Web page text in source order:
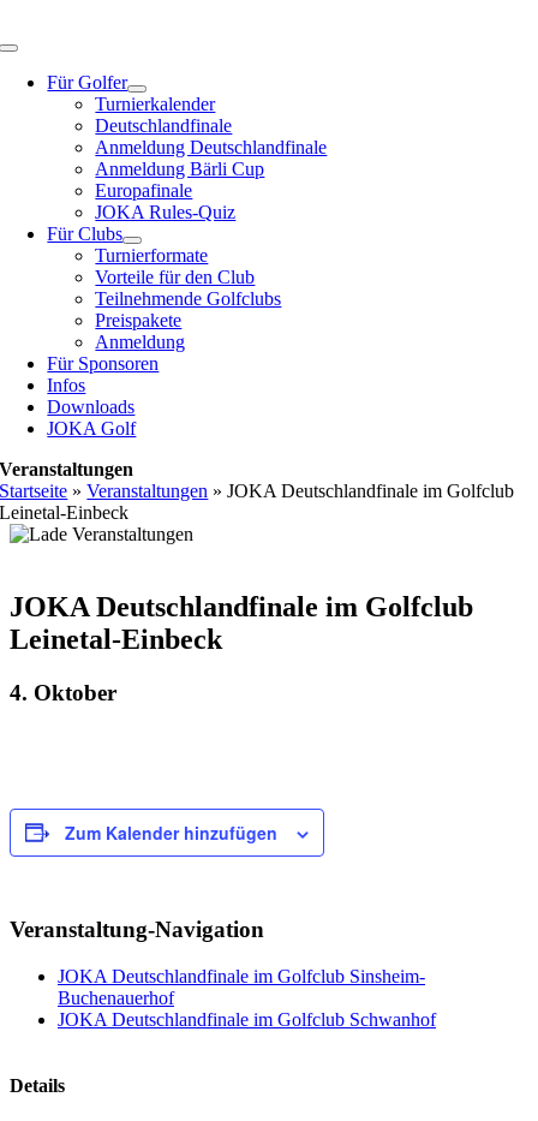
Inhalt
Toggle
NavigationFür Golfer
Turnierkalender
Deutschlandfinale
Anmeldung Deutschlandfinale
Anmeldung Bärli Cup
Europafinale
JOKA Rules-Quiz
Für Clubs
Turnierformate
Vorteile für den Club
Teilnehmende Golfclubs
Preispakete
Anmeldung
Für Sponsoren
Infos
Downloads
JOKA Golf
Veranstaltungen
Startseite »Veranstaltungen »JOKA Deutschlandfinale im Golfclub
Leinetal-Einbeck
JOKA Deutschlandfinale im Golfclub
Leinetal-Einbeck
4. Oktober
Zum Kalender hinzufügen
Veranstaltung-Navigation
JOKA Deutschlandfinale im Golfclub Sinsheim-
Buchenauerhof
JOKA Deutschlandfinale im Golfclub Schwanhof
Details